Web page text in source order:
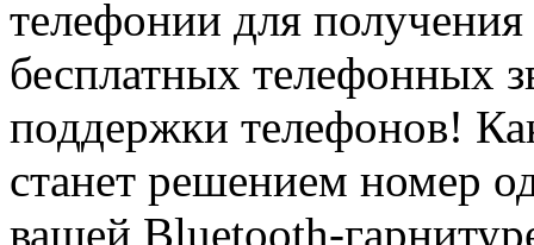
телефонии для
бесплатных телефонных
поддержки телефонов!
станет решением номер
вашей Bluetooth-